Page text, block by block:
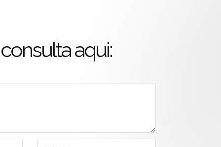
consulta aqui: